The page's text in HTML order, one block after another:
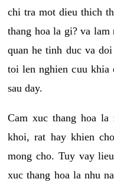
chi tra mot dieu thich
thang hoa la gi? va lam
quan he tinh duc va
toi len nghien cuu khia
sau day.
Cam xuc thang hoa
khoi, rat hay khien
mong cho. Tuy vay
xuc thang hoa la nhu